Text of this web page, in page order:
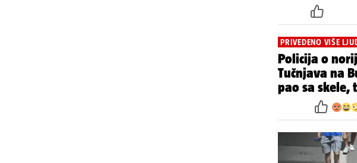
PRIVEDENO VIŠE
Policija o
Tučnjava na
pao sa skele,